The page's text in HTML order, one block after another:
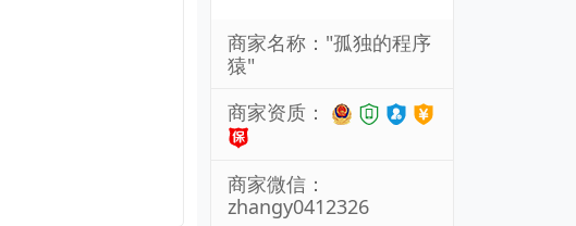
商家名称："孤独的程序
猿"
商家资质：
商家微信：
zhangy0412326